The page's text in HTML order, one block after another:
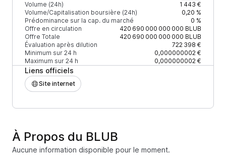
Volume (24h)
1 443 €
Volume/Capitalisation boursière (24h)
0,20 %
Prédominance sur la cap. du marché
0 %
Offre en circulation
420 690 000 000 000 BLUB
Offre Totale
420 690 000 000 000 BLUB
Évaluation après dilution
722 398 €
Minimum sur 24 h
0,000000002 €
Maximum sur 24 h
0,000000002 €
Liens officiels
Site internet
À Propos du BLUB
Aucune information disponible pour le moment.